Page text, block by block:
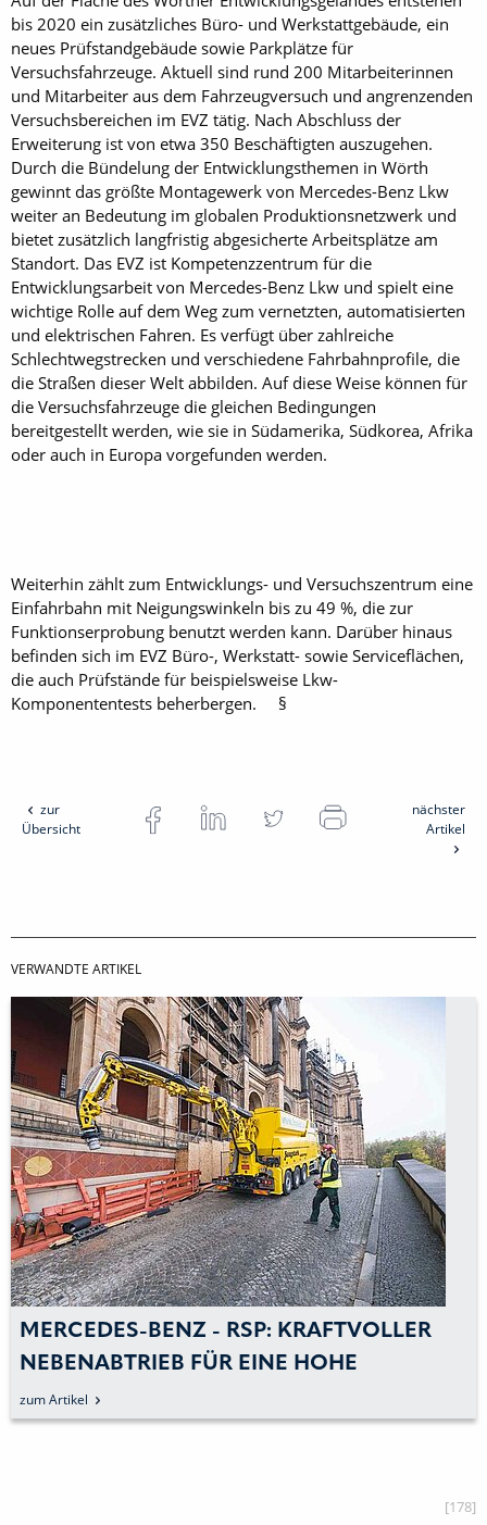
bis 2020 ein zusätzliches Büro- und Werkstattgebäude, ein
neues Prüfstandgebäude sowie Parkplätze für
Versuchsfahrzeuge. Aktuell sind rund 200 Mitarbeiterinnen
und Mitarbeiter aus dem Fahrzeugversuch und angrenzenden
Versuchsbereichen im EVZ tätig. Nach Ab­schluss der
Erweiterung ist von etwa 350 Beschäftigten auszugehen.
Durch die Bündelung der Entwicklungsthemen in Wörth
gewinnt das größte Montagewerk von Mercedes-Benz Lkw
weiter an Bedeutung im globalen Produktionsnetzwerk und
bietet zusätzlich langfristig abgesicherte Arbeitsplätze am
Standort. Das EVZ ist Kompetenzzentrum für die
Entwicklungsarbeit von Mercedes-Benz Lkw und spielt eine
wichtige Rolle auf dem Weg zum vernetzten, automatisierten
und elektrischen Fahren. Es verfügt über zahlreiche
Schlechtwegstrecken und verschiedene Fahrbahnprofile, die
die Straßen dieser Welt abbilden. Auf diese Weise können für
die Versuchsfahrzeuge die gleichen Bedingungen
bereitgestellt werden, wie sie in Südamerika, Südkorea, Afrika
oder auch in Eu­ropa vorgefunden werden.
Weiterhin zählt zum Entwicklungs- und Versuchszentrum eine
Einfahrbahn mit Neigungswinkeln bis zu 49 %, die zur
Funktionserprobung benutzt werden kann. Darüber hinaus
befinden sich im EVZ Büro-, Werkstatt- sowie Serviceflächen,
die auch Prüfstände für beispielsweise Lkw-
Komponententests beherbergen. §
zur
Übersicht
nächster
Artikel
VERWANDTE ARTIKEL
MERCEDES-BENZ - RSP: KRAFTVOLLER
NEBENABTRIEB FÜR EINE HOHE
SAUGLEISTUNG
zum Artikel
[178]